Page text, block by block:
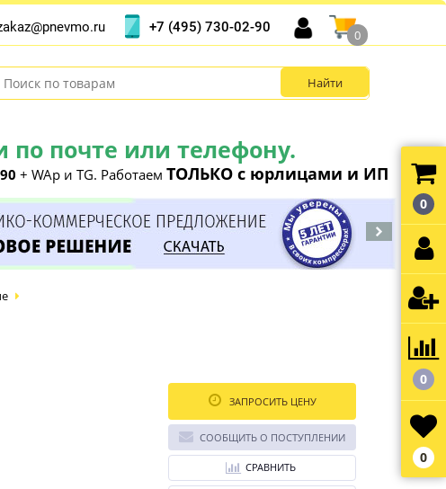
почте или телефону.
+ WAp и TG. Работаем ТОЛЬКО с юрлицами и ИП
+7 (495) 730-02-90
0
ЗАПРОСИТЬ ЦЕНУ
СООБЩИТЬ О ПОСТУПЛЕНИИ
СРАВНИТЬ
0
0
0